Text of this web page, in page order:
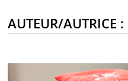
AUTEUR/AUTRICE :